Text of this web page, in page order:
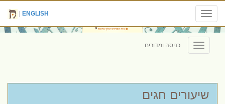
Toggle
navigation
ENGLISH
Toggle
navigation
כניסה ומדורים
שיעורים חגים